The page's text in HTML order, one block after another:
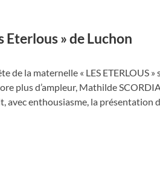
Eterlous » de Luchon
la maternelle « LES ETERLOUS »
plus d’ampleur, Mathilde
avec enthousiasme, la présentation